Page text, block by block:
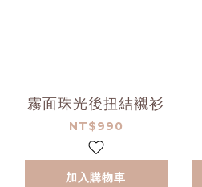
霧面珠光後扭結襯衫
NT$990
加入購物車